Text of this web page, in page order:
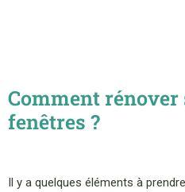
Comment rénover
fenêtres ?
Il y a quelques éléments à